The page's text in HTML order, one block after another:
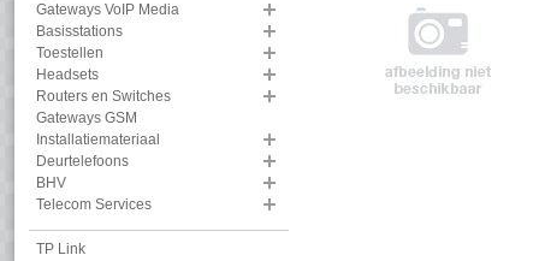
Gateways VoIP Media
Basisstations
Toestellen
Headsets
Routers en Switches
Gateways GSM
Installatiemateriaal
Deurtelefoons
BHV
Telecom Services
TP Link